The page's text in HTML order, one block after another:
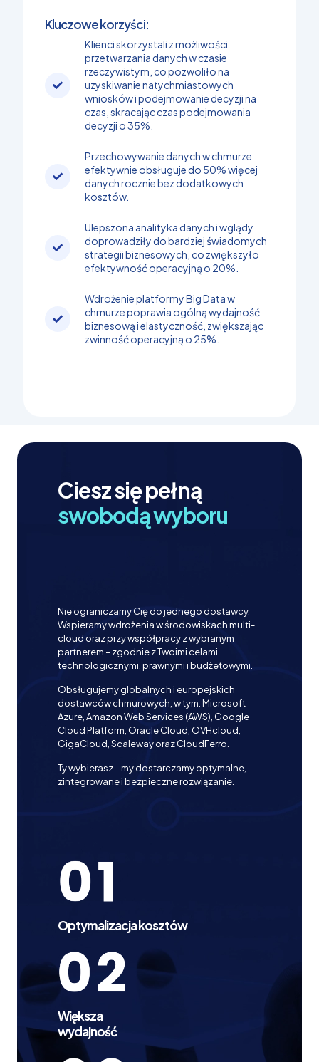
Kluczowe korzyści:
Klienci skorzystali z możliwości
przetwarzania danych w czasie
rzeczywistym, co pozwoliło na
uzyskiwanie natychmiastowych
wniosków i podejmowanie decyzji na
czas, skracając czas podejmowania
decyzji o 35%.
Przechowywanie danych w chmurze
efektywnie obsługuje do 50% więcej
danych rocznie bez dodatkowych
kosztów.
Ulepszona analityka danych i wglądy
doprowadziły do bardziej świadomych
strategii biznesowych, co zwiększyło
efektywność operacyjną o 20%.
Wdrożenie platformy Big Data w
chmurze poprawia ogólną wydajność
biznesową i elastyczność, zwiększając
zwinność operacyjną o 25%.
Ciesz się pełną
swobodą wyboru
Nie ograniczamy Cię do jednego dostawcy.
Wspieramy wdrożenia w środowiskach multi-
cloud oraz przy współpracy z wybranym
partnerem – zgodnie z Twoimi celami
technologicznymi, prawnymi i budżetowymi.
Obsługujemy globalnych i europejskich
dostawców chmurowych, w tym: Microsoft
Azure, Amazon Web Services (AWS), Google
Cloud Platform, Oracle Cloud, OVHcloud,
GigaCloud, Scaleway oraz CloudFerro.
Ty wybierasz – my dostarczamy optymalne,
zintegrowane i bezpieczne rozwiązanie.
Optymalizacja kosztów
Większa
wydajność